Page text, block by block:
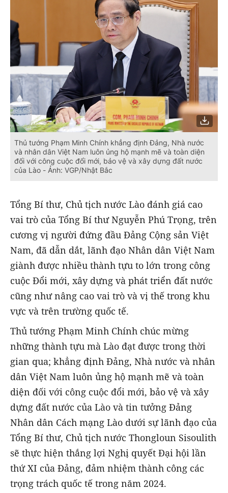
Thủ tướng Phạm Minh Chính khẳng định Đảng, Nhà nước
và nhân dân Việt Nam luôn ủng hộ mạnh mẽ và toàn diện
đối với công cuộc đổi mới, bảo vệ và xây dựng đất nước
của Lào - Ảnh: VGP/Nhật Bắc
Tổng Bí thư, Chủ tịch nước Lào đánh giá cao
vai trò của Tổng Bí thư Nguyễn Phú Trọng, trên
cương vị người đứng đầu Đảng Cộng sản Việt
Nam, đã dẫn dắt, lãnh đạo Nhân dân Việt Nam
giành được nhiều thành tựu to lớn trong công
cuộc Đổi mới, xây dựng và phát triển đất nước
cũng như nâng cao vai trò và vị thế trong khu
vực và trên trường quốc tế.
Thủ tướng Phạm Minh Chính chúc mừng
những thành tựu mà Lào đạt được trong thời
gian qua; khẳng định Đảng, Nhà nước và nhân
dân Việt Nam luôn ủng hộ mạnh mẽ và toàn
diện đối với công cuộc đổi mới, bảo vệ và xây
dựng đất nước của Lào và tin tưởng Đảng
Nhân dân Cách mạng Lào dưới sự lãnh đạo của
Tổng Bí thư, Chủ tịch nước Thongloun Sisoulith
sẽ thực hiện thắng lợi Nghị quyết Đại hội lần
thứ XI của Đảng, đảm nhiệm thành công các
trọng trách quốc tế trong năm 2024.